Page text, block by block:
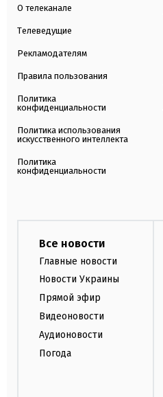
О телеканале
Телеведущие
Рекламодателям
Правила пользования
Политика
конфиденциальности
Политика использования
искусственного интеллекта
Политика
конфиденциальности
Все новости
Главные новости
Новости Украины
Прямой эфир
Видеоновости
Аудионовости
Погода